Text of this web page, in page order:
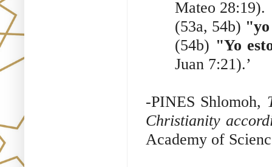
Mateo 28:19).
(53a, 54b)
(54b) "Yo
Juan 7:21).’
-PINES Shlomoh,
Christianity
Academy of